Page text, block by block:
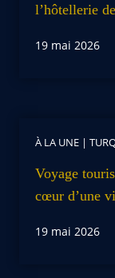
l’hôtellerie
19 mai 2026
À LA UNE |
Voyage
cœur d’une
19 mai 2026